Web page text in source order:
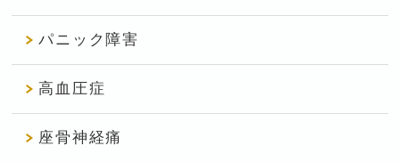
パニック障害
高血圧症
座骨神経痛